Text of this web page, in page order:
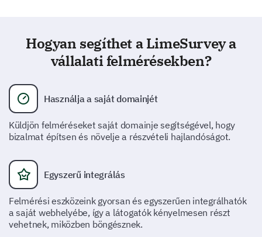
Irányultság világossága
Inspiráció és bizalom
Felkészültség a problémákra való reagálásra
Hogyan jellemezné a jelenlegi vállalati
kultúrát?
Hogyan segíthet a LimeSurvey a
vállalati felmérésekben?
Használja a saját domainjét
Küldjön felméréseket saját domainje segítségével, hogy
bizalmat építsen és növelje a részvételi hajlandóságot.
Egyszerű integrálás
Felmérési eszközeink gyorsan és egyszerűen integrálhatók
a saját webhelyébe, így a látogatók kényelmesen részt
vehetnek, miközben böngésznek.